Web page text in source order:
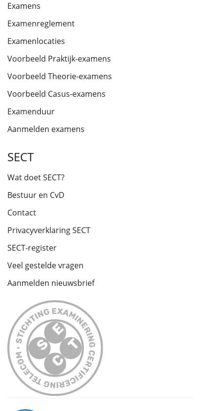
Examens
Examenreglement
Examenlocaties
Voorbeeld Praktijk-examens
Voorbeeld Theorie-examens
Voorbeeld Casus-examens
Examenduur
Aanmelden examens
SECT
Wat doet SECT?
Bestuur en CvD
Contact
Privacyverklaring SECT
SECT-register
Veel gestelde vragen
Aanmelden nieuwsbrief